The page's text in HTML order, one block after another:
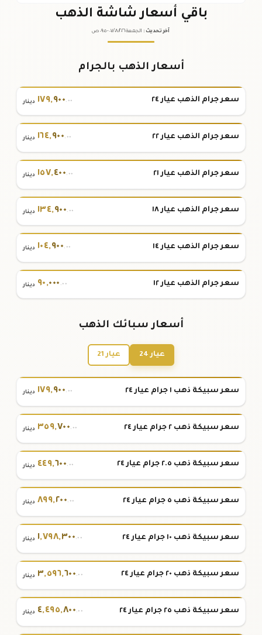
باقي أسعار شاشة الذهب
آخر تحديث : الجمعة ٠٧ /٠٨/٢٠٢٦ - ٠٩:٠٥ ص
أسعار الذهب بالجرام
سعر جرام الذهب عيار ٢٤ ١٧٩,٩٠٠.٠٠ دينار
سعر جرام الذهب عيار ٢٢ ١٦٤,٩٠٠.٠٠ دينار
سعر جرام الذهب عيار ٢١ ١٥٧,٤٠٠.٠٠ دينار
سعر جرام الذهب عيار ١٨ ١٣٤,٩٠٠.٠٠ دينار
سعر جرام الذهب عيار ١٤ ١٠٤,٩٠٠.٠٠ دينار
سعر جرام الذهب عيار ١٢ ٩٠,٠٠٠ .٠٠ دينار
أسعار سبائك الذهب
عيار 24 عيار 21
سعر سبيكة ذهب ١ جرام عيار ٢٤ ١٧٩,٩٠٠.٠٠ دينار
سعر سبيكة ذهب ٢ جرام عيار ٢٤ ٣٥٩,٧٠٠.٠٠ دينار
سعر سبيكة ذهب ٢.٥ جرام عيار ٢٤ ٤٤٩,٦٠٠.٠٠ دينار
سعر سبيكة ذهب ٥ جرام عيار ٢٤ ٨٩٩,٢٠٠.٠٠ دينار
سعر سبيكة ذهب ١٠ جرام عيار ٢٤ ١,٧٩٨,٣٠٠.٠٠ دينار
سعر سبيكة ذهب ٢٠ جرام عيار ٢٤ ٣,٥٩٦,٦٠٠.٠٠ دينار
سعر سبيكة ذهب ٢٥ جرام عيار ٢٤ ٤,٤٩٥,٨٠٠.٠٠ دينار